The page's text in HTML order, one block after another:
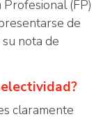
(FP)
de
nota de
claramente